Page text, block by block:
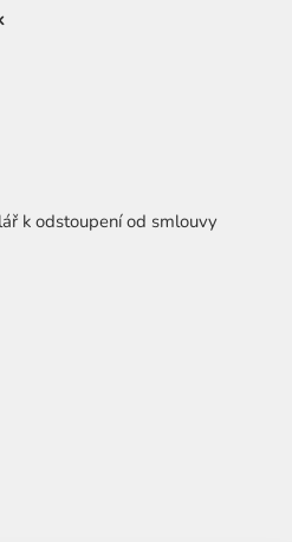
k odstoupení od smlouvy